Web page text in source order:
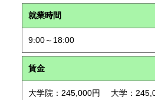
就業時間
9:00～18:00
賃金
大学院：245,000円 大学：